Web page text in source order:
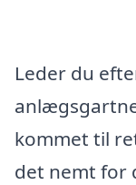
Leder du
kommet til
det nemt for